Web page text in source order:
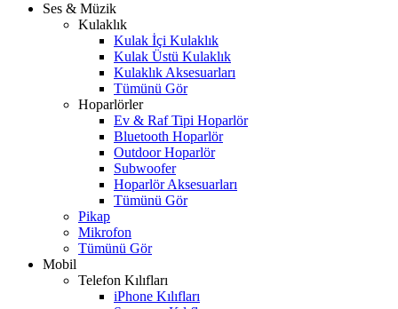
Ses & Müzik
Kulaklık
Kulak İçi Kulaklık
Kulak Üstü Kulaklık
Kulaklık Aksesuarları
Tümünü Gör
Hoparlörler
Ev & Raf Tipi Hoparlör
Bluetooth Hoparlör
Outdoor Hoparlör
Subwoofer
Hoparlör Aksesuarları
Tümünü Gör
Pikap
Mikrofon
Tümünü Gör
Mobil
Telefon Kılıfları
iPhone Kılıfları